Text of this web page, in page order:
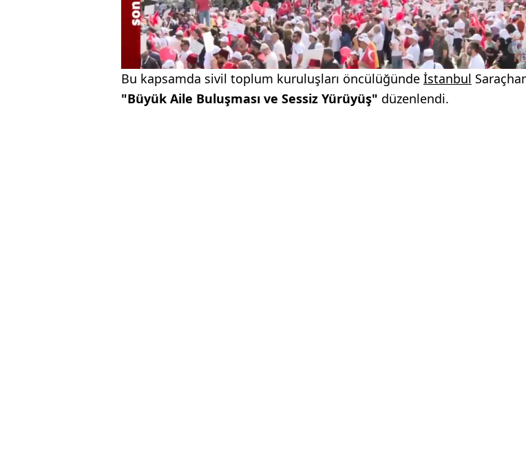
Bu kapsamda sivil toplum kuruluşları öncülüğünde İstanbul
"Büyük Aile Buluşması ve Sessiz Yürüyüş" düzenlendi.